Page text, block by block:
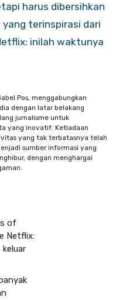
harus dibersihkan
yang terinspirasi dari
inilah waktunya
Pos, menggabungkan
dengan latar belakang
jurnalisme untuk
yang inovatif. Ketiadaan
yang tak terbatasnya telah
sumber informasi yang
dengan menghargai
of
Netflix: